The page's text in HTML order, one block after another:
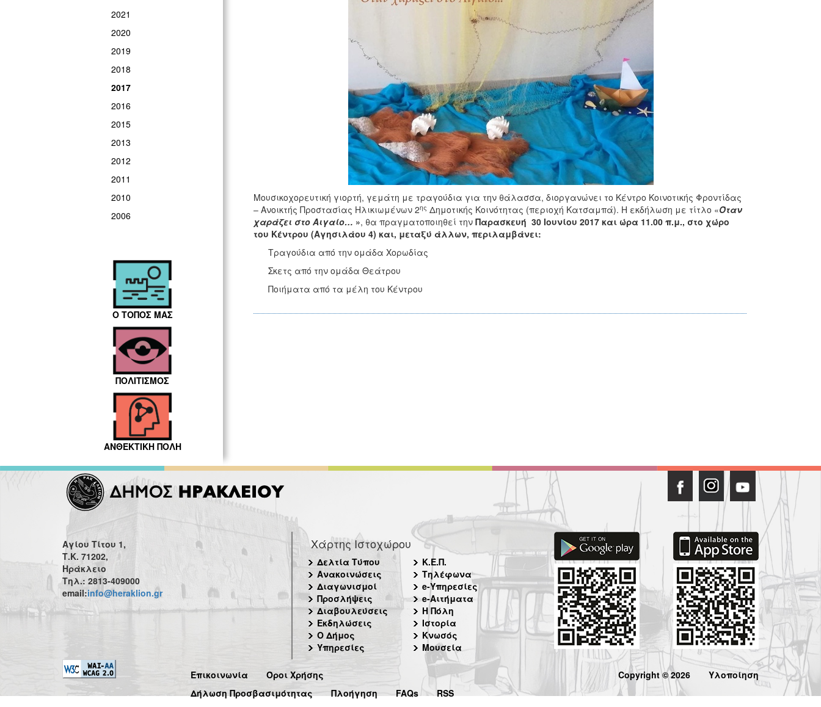
2021
2020
2019
2018
2017
2016
2015
2013
2012
2011
2010
2006
Ο ΤΟΠΟΣ ΜΑΣ
ΠΟΛΙΤΙΣΜΟΣ
ΑΝΘΕΚΤΙΚΗ ΠΟΛΗ
Mουσικοχορευτική γιορτή, γεμάτη με τραγούδια για την θάλασσα, διοργανώνει το Κέντρο Κοινοτικής Φροντίδας
– Ανοικτής Προστασίας Ηλικιωμένων 2ης Δημοτικής Κοινότητας (περιοχή Κατσαμπά). Η εκδήλωση με τίτλο «Όταν
χαράζει στο Αιγαίο… », θα πραγματοποιηθεί την Παρασκευή 30 Ιουνίου 2017 και ώρα 11.00 π.μ., στο χώρο
του Κέντρου (Αγησιλάου 4) και, μεταξύ άλλων, περιλαμβάνει:
Τραγούδια από την ομάδα Χορωδίας
Σκετς από την ομάδα Θεάτρου
Ποιήματα από τα μέλη του Κέντρου
Αγίου Τίτου 1,
Τ.Κ. 71202,
Ηράκλειο
Τηλ.: 2813-409000
email:info@heraklion.gr
Χάρτης Ιστοχώρου
Δελτία Τύπου
Ανακοινώσεις
Διαγωνισμοί
Προσλήψεις
Διαβουλεύσεις
Εκδηλώσεις
Ο Δήμος
Υπηρεσίες
Κ.Ε.Π.
Τηλέφωνα
e-Υπηρεσίες
e-Αιτήματα
Η Πόλη
Ιστορία
Κνωσός
Μουσεία
Επικοινωνία
Όροι Χρήσης
Δήλωση Προσβασιμότητας
Πλοήγηση FAQs RSS
Copyright © 2026 Υλοποίηση